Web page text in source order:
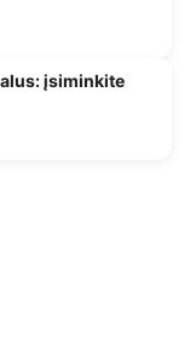
įsiminkite